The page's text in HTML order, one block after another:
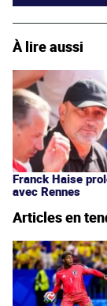
À lire aussi
Franck Haise
avec Rennes
Articles en